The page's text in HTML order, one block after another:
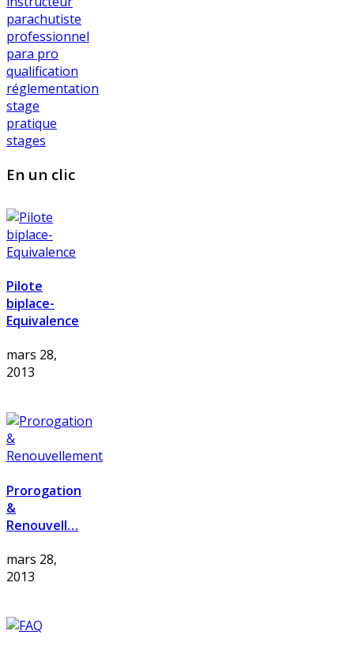
parachutiste
professionnel
para pro
qualification
réglementation
stage
pratique
stages
En un clic
Pilote
biplace-
Equivalence
mars 28,
2013
Prorogation
&
Renouvell…
mars 28,
2013